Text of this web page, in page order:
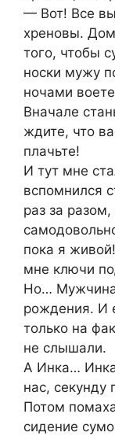
— Вот! Все
хреновы.
того, чтобы
носки мужу
ночами
Вначале
ждите, что
плачьте!
И тут мне
вспомнился
раз за
пока я
мне ключи
Но… Мужчина
рождения. И
только на
не слышали.
А Инка…
нас, секунду
Потом
сидение